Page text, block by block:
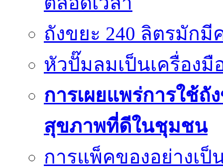
ถังขยะ 240 ลิตรมัก
หัวปั๊มลมเป็นเครื่องมื
การเผยแพร่การใช้ถั
สุขภาพที่ดีในชุมชน
การแพ็คของอย่างเ